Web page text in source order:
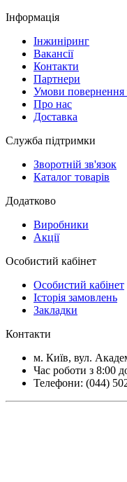
Інформація
Інжиніринг
Вакансії
Контакти
Партнери
Умови повернення
Про нас
Доставка
Служба підтримки
Зворотній зв'язок
Каталог товарів
Додатково
Виробники
Акції
Особистий кабінет
Особистий кабінет
Історія замовлень
Закладки
Контакти
м. Київ, вул.
Час роботи з 8:00
Телефони: (044)